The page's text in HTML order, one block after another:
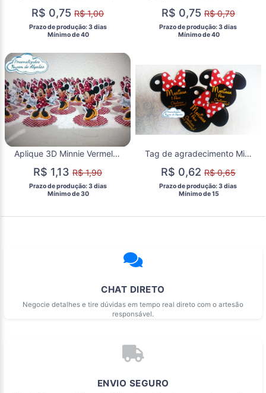
R$ 0,75R$ 1,00
Prazo de produção: 3 dias
  Mínimo de 40
R$ 0,75R$ 0,79
Prazo de produção: 3 dias
  Mínimo de 40
Aplique 3D Minnie Vermelha
R$ 1,13R$ 1,90
Prazo de produção: 3 dias
  Mínimo de 30
Tag de agradecimento Minnie Vermelha
R$ 0,62R$ 0,65
Prazo de produção: 3 dias
  Mínimo de 15
CHAT DIRETO
Negocie detalhes e tire dúvidas em tempo real direto com o artesão
responsável.
ENVIO SEGURO